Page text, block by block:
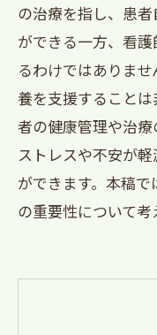
の治療を指し、患
ができる一方、看
るわけではありま
養を支援すること
者の健康管理や治
ストレスや不安が
ができます。本稿
の重要性について考